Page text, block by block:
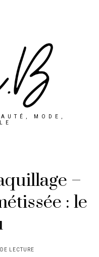
MODE,
–
: le
LECTURE